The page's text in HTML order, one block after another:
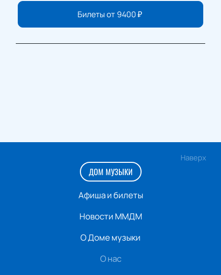
Билеты от 9400₽
Наверх
ДОМ МУЗЫКИ
Афиша и билеты
Новости ММДМ
О Доме музыки
О нас